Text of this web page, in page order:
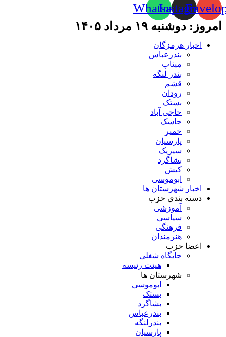
Instagram
Whatsapp
امروز: دوشنبه ۱۹ مرداد ۱۴۰۵
اخبار هرمزگان
بندرعباس
میناب
بندر لنگه
قشم
رودان
بستک
حاجی آباد
جاسک
خمیر
پارسیان
سیریک
بشاگرد
کیش
ابوموسی
اخبار شهرستان ها
دسته بندی حزب
آموزشی
سیاسی
فرهنگی
هنرمندان
اعضا حزب
جایگاه شغلی
هیئت رئیسه
شهرستان ها
ابوموسی
بستک
بشاگرد
بندرعباس
بندرلنگه
پارسیان